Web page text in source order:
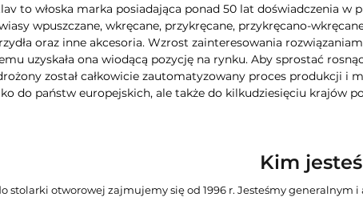
to włoska marka posiadająca ponad 50 lat doświadczenia
wpuszczane, wkręcane, przykręcane, przykręcano-
oraz inne akcesoria. Wzrost zainteresowania
uzyskała ona wiodącą pozycję na rynku. Aby sprostać
został całkowicie zautomatyzowany proces produkcji
do państw europejskich, ale także do kilkudziesięciu krajów
Kim
stolarki otworowej zajmujemy się od 1996 r. Jesteśmy